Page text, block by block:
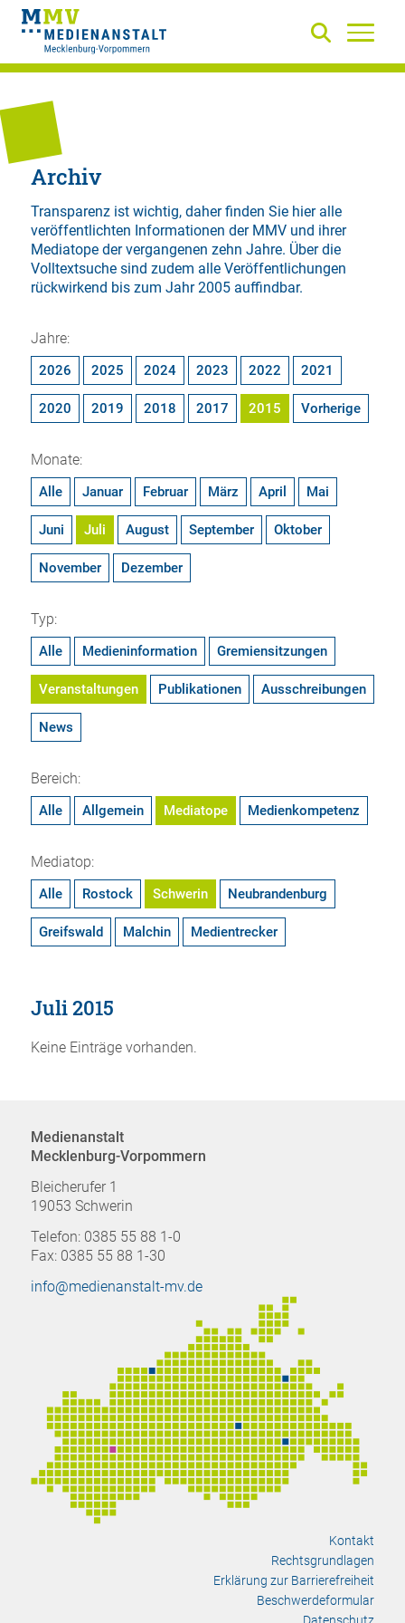
Archiv
Transparenz ist wichtig, daher finden Sie hier alle
veröffentlichten Informationen der MMV und ihrer
Mediatope der vergangenen zehn Jahre. Über die
Volltextsuchesind zudem alle Veröffentlichungen
rückwirkend bis zum Jahr 2005 auffindbar.
Jahre:
2026 2025 2024 2023 2022 2021
2020 2019 2018 2017 2015 Vorherige
Monate:
Alle Januar Februar März April Mai
Juni Juli August September Oktober
November Dezember
Typ:
Alle Medieninformation Gremiensitzungen
Veranstaltungen Publikationen Ausschreibungen
News
Bereich:
Alle Allgemein Mediatope Medienkompetenz
Mediatop:
Alle Rostock Schwerin Neubrandenburg
Greifswald Malchin Medientrecker
Juli 2015
Keine Einträge vorhanden.
Medienanstalt
Mecklenburg-Vorpommern
Bleicherufer 1
19053 Schwerin
Telefon: 0385 55 88 1-0
Fax: 0385 55 88 1-30
info@medienanstalt-mv.de
Kontakt
Rechtsgrundlagen
Erklärung zur Barrierefreiheit
Beschwerdeformular
Datenschutz